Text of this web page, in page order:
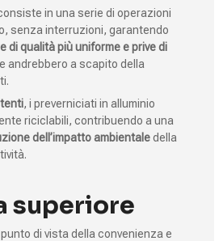
in una serie di operazioni
senza interruzioni, garantendo
di qualità più uniforme e prive di
andrebbero a scapito della
, i preverniciati in alluminio
riciclabili, contribuendo a una
dell’impatto ambientale della
superiore
di vista della convenienza e